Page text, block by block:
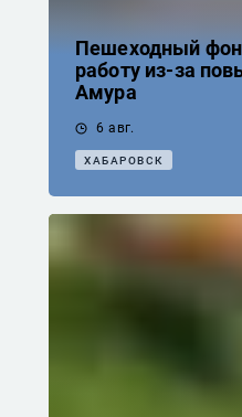
Пешеходный
работу из-за
Амура
6 авг.
ХАБАРОВСК